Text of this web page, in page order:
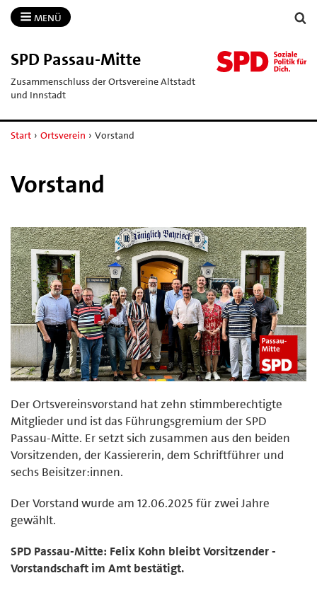
MENÜ
SPD Passau-​Mitte
Zusammenschluss der Ortsvereine Altstadt
und Innstadt
Start › Ortsverein › Vorstand
Vorstand
Der Ortsvereinsvorstand hat zehn stimmberechtigte
Mitglieder und ist das Führungsgremium der SPD
Passau-Mitte. Er setzt sich zusammen aus den beiden
Vorsitzenden, der Kassiererin, dem Schriftführer und
sechs Beisitzer:innen.
Der Vorstand wurde am 12.06.2025 für zwei Jahre
gewählt.
SPD Passau-Mitte: Felix Kohn bleibt Vorsitzender -
Vorstandschaft im Amt bestätigt.